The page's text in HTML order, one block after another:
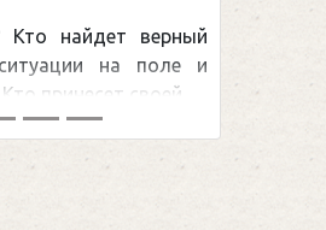
Кто найдет верный
на поле и
принесет своей ...